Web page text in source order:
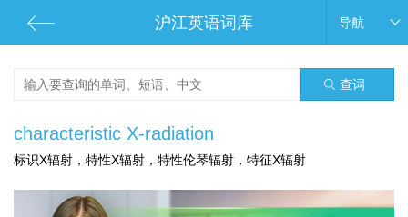
沪江英语词库 导航
查词
characteristic X-radiation
标识X辐射，特性X辐射，特性伦琴辐射，特征X辐射